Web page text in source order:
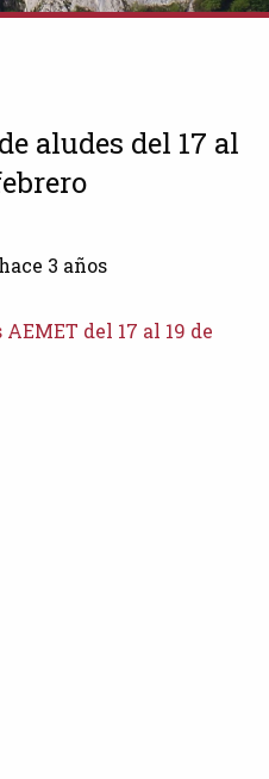
aludes del 17 al
3 años
del 17 al 19 de